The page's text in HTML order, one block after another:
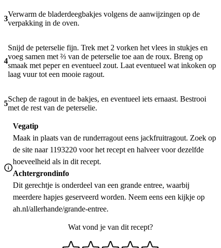
3
Verwarm de bladerdeegbakjes volgens de aanwijzingen op de
verpakking in de oven.
4
Snijd de peterselie fijn. Trek met 2 vorken het vlees in stukjes en
voeg samen met ⅔ van de peterselie toe aan de roux. Breng op
smaak met peper en eventueel zout. Laat eventueel wat inkoken op
laag vuur tot een mooie ragout.
5
Schep de ragout in de bakjes, en eventueel iets ernaast. Bestrooi
met de rest van de peterselie.
Vegatip
Maak in plaats van de runderragout eens jackfruitragout. Zoek op
de site naar 1193220 voor het recept en halveer voor dezelfde
hoeveelheid als in dit recept.
Achtergrondinfo
Dit gerechtje is onderdeel van een grande entree, waarbij
meerdere hapjes geserveerd worden. Neem eens een kijkje op
ah.nl/allerhande/grande-entree.
Wat vond je van dit recept?